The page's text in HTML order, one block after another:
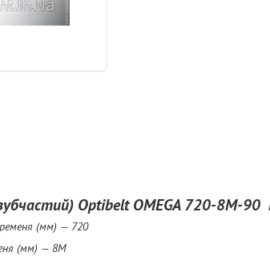
Optibelt OMEGA720-8M-90
(мм) — 720
— 8М